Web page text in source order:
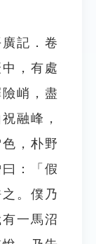
記．卷
，有處
峭，盡
融峰，
，朴野
：「假
。僕乃
一馬沼